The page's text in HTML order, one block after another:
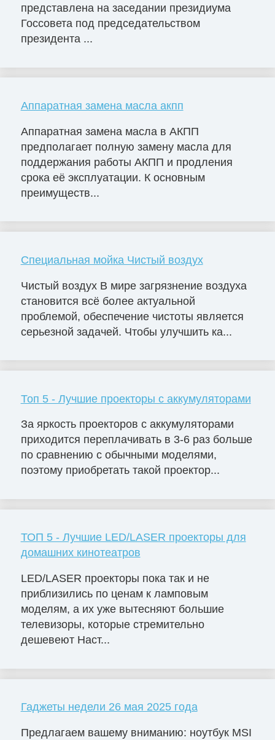
представлена на заседании президиума
Госсовета под председательством
президента ...
Аппаратная замена масла акпп
Аппаратная замена масла в АКПП
предполагает полную замену масла для
поддержания работы АКПП и продления
срока её эксплуатации. К основным
преимуществ...
Специальная мойка Чистый воздух
Чистый воздух В мире загрязнение воздуха
становится всё более актуальной
проблемой, обеспечение чистоты является
серьезной задачей. Чтобы улучшить ка...
Топ 5 - Лучшие проекторы с аккумуляторами
За яркость проекторов с аккумуляторами
приходится переплачивать в 3-6 раз больше
по сравнению с обычными моделями,
поэтому приобретать такой проектор...
ТОП 5 - Лучшие LED/LASER проекторы для
домашних кинотеатров
LED/LASER проекторы пока так и не
приблизились по ценам к ламповым
моделям, а их уже вытесняют большие
телевизоры, которые стремительно
дешевеют Наст...
Гаджеты недели 26 мая 2025 года
Предлагаем вашему вниманию: ноутбук MSI